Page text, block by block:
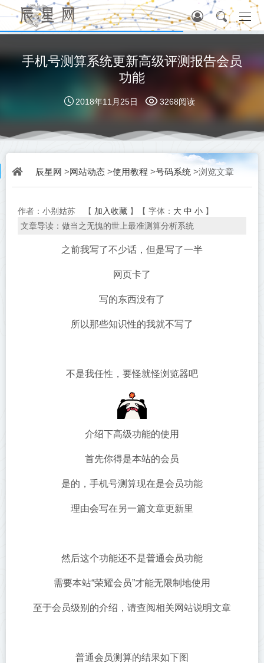
手机号测算系统更新高级评测报告会员
功能
2018年11月25日 3268阅读
辰星网 >网站动态 >使用教程 >号码系统 >浏览文章
作者：小别姑苏 【 加入收藏 】【 字体： 大 中 小 】
文章导读：做当之无愧的世上最准测算分析系统
之前我写了不少话，但是写了一半
网页卡了
写的东西没有了
所以那些知识性的我就不写了
不是我任性，要怪就怪浏览器吧
介绍下高级功能的使用
首先你得是本站的会员
是的，手机号测算现在是会员功能
理由会写在另一篇文章更新里
然后这个功能还不是普通会员功能
需要本站“荣耀会员”才能无限制地使用
至于会员级别的介绍，请查阅相关网站说明文章
普通会员测算的结果如下图